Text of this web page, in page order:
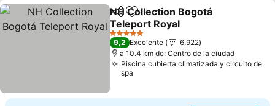
CompartirAñadir a favoritos
NH Collection Bogotá
Teleport Royal
5 Estrellas
9,2 Excelente
6.922
a 10.4 km de: Centro de la ciudad
Piscina cubierta climatizada y circuito de
spa